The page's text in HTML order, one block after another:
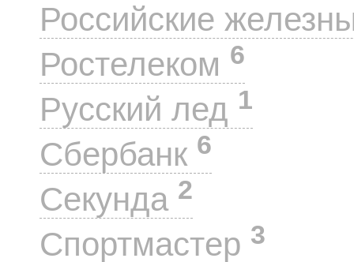
Российские
Ростелеком 6
Русский лед 1
Сбербанк 6
Секунда 2
Спортмастер 3